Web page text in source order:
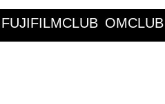
FUJIFILMCLUB OMCLUB